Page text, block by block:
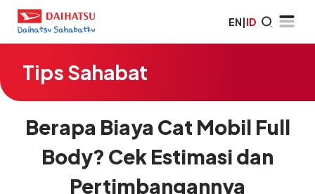
EN|ID
Tips Sahabat
Berapa Biaya Cat Mobil Full
Body? Cek Estimasi dan
Pertimbangannya